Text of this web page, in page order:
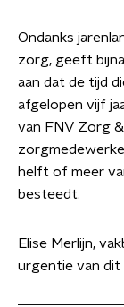
Ondanks
zorg, geeft
aan dat de tijd
afgelopen vijf
van FNV Zorg
helft of meer
besteedt.
Elise Merlijn,
urgentie van dit